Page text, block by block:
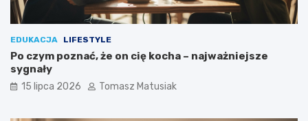
EDUKACJA LIFESTYLE
Po czym poznać, że on cię kocha – najważniejsze
sygnały
15 lipca 2026 Tomasz Matusiak